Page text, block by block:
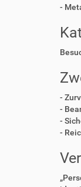
-
-
-
-
-